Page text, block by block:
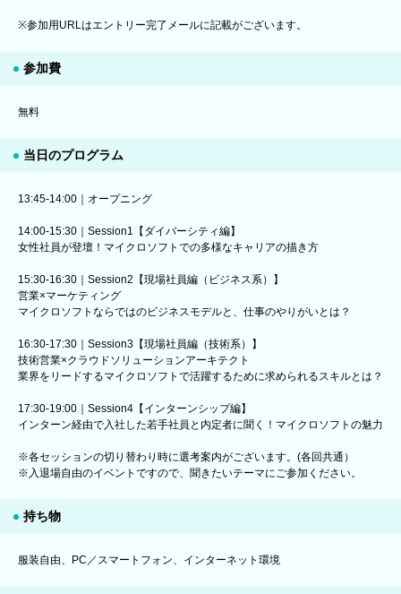
※参加用URLはエントリー完了メールに記載がございます。
参加費
無料
当日のプログラム
13:45-14:00｜オープニング
14:00-15:30｜Session1【ダイバーシティ編】
女性社員が登壇！マイクロソフトでの多様なキャリアの描き方
15:30-16:30｜Session2【現場社員編（ビジネス系）】
営業×マーケティング
マイクロソフトならではのビジネスモデルと、仕事のやりがいとは？
16:30-17:30｜Session3【現場社員編（技術系）】
技術営業×クラウドソリューションアーキテクト
業界をリードするマイクロソフトで活躍するために求められるスキルとは？
17:30-19:00｜Session4【インターンシップ編】
インターン経由で入社した若手社員と内定者に聞く！マイクロソフトの魅力
※各セッションの切り替わり時に選考案内がございます。(各回共通）
※入退場自由のイベントですので、聞きたいテーマにご参加ください。
持ち物
服装自由、PC／スマートフォン、インターネット環境